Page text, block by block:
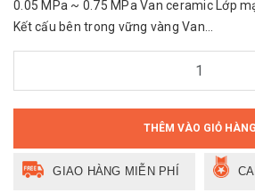
0.05 MPa ~ 0.75 MPa Van ceramic Lớp
Kết cấu bên trong vững vàng Van...
THÊM VÀO GIỎ HÀNG
GIAO HÀNG MIỄN PHÍ